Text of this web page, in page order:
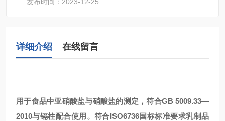
详细介绍 在线留言
用于食品中亚硝酸盐与硝酸盐的测定，符合GB 5009.33—
2010与镉柱配合使用。符合ISO6736国标标准要求乳制品